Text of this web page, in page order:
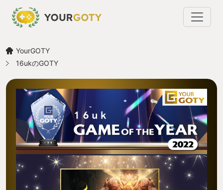
YourGOTY
16ukのGOTY